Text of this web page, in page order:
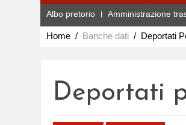
Albo pretorio Amministrazione
Home Banche dati Deportati
Deportati